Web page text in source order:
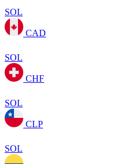
SOL
CAD
SOL
CHF
SOL
CLP
SOL